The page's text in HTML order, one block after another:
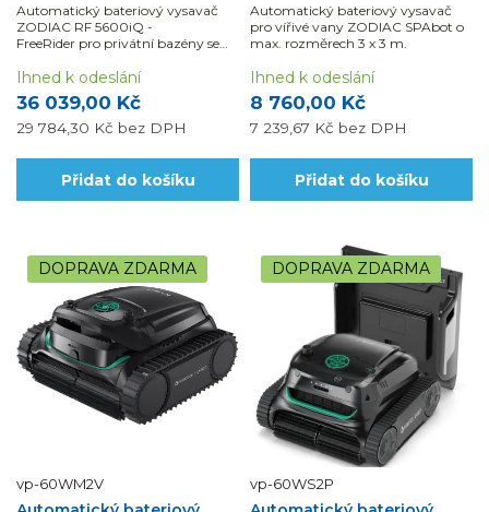
Automatický bateriový vysavač
ZODIAC RF 5600iQ -
FreeRider pro privátní bazény se
velmi snado používá na denní bázi
a nezabírá tolik místa jako
standardní...
36 039,00 Kč
29 784,30 Kč bez DPH
Ihned k odeslání
Přidat do košíku
Automatický bateriový vysavač
pro vířivé vany ZODIAC SPAbot o
max. rozměrech 3 x 3 m.
8 760,00 Kč
7 239,67 Kč bez DPH
Ihned k odeslání
Přidat do košíku
DOPRAVA ZDARMA
vp-60WM2V
DOPRAVA ZDARMA
vp-60WS2P